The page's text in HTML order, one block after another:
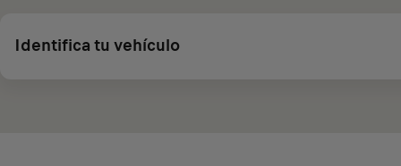
Identifica tu vehículo